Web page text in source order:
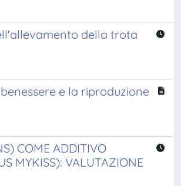
della trota
e la riproduzione
COME ADDITIVO
MYKISS): VALUTAZIONE